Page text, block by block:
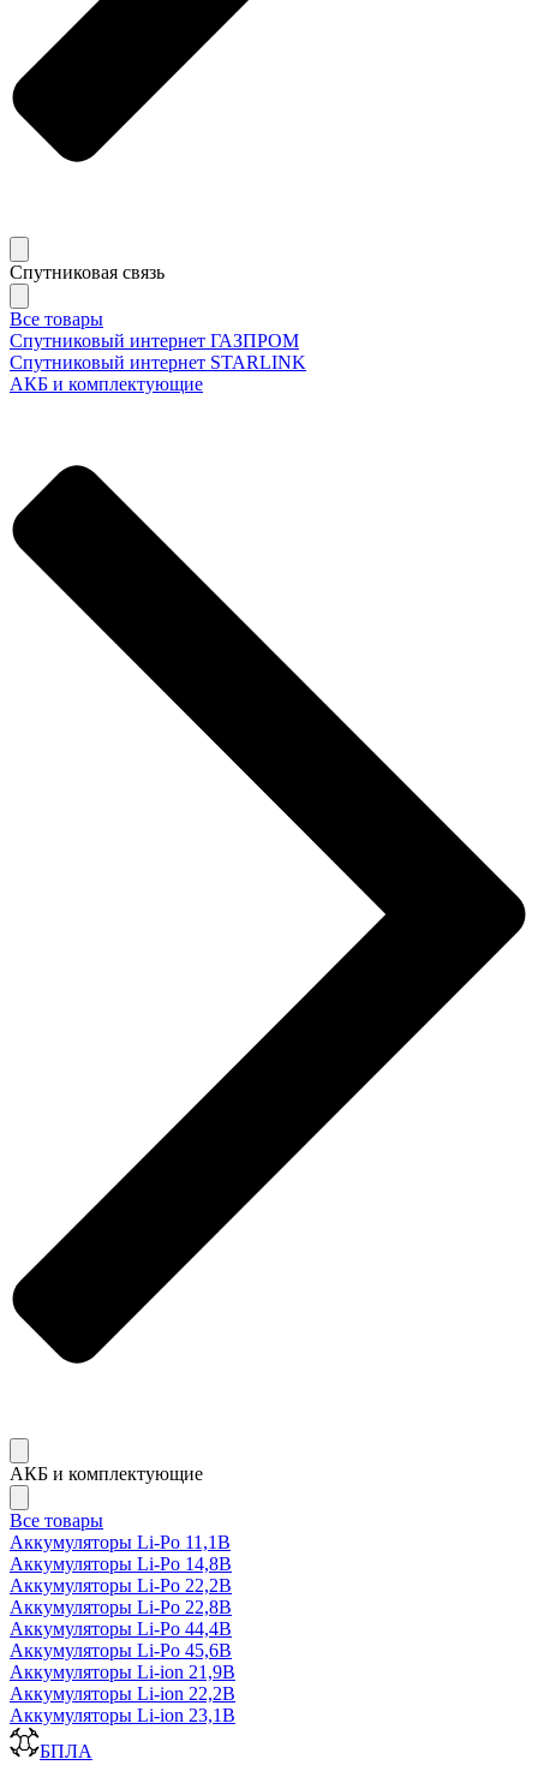
Спутниковая связь
Все товары
Спутниковый интернет ГАЗПРОМ
Спутниковый интернет STARLINK
АКБ и комплектующие
АКБ и комплектующие
Все товары
Аккумуляторы Li-Po 11,1В
Аккумуляторы Li-Po 14,8В
Аккумуляторы Li-Po 22,2В
Аккумуляторы Li-Po 22,8В
Аккумуляторы Li-Po 44,4В
Аккумуляторы Li-Po 45,6В
Аккумуляторы Li-ion 21,9В
Аккумуляторы Li-ion 22,2В
Аккумуляторы Li-ion 23,1В
БПЛА